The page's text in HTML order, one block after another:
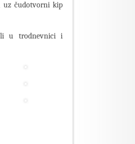
uz čudotvorni kip
u trodnevnici i